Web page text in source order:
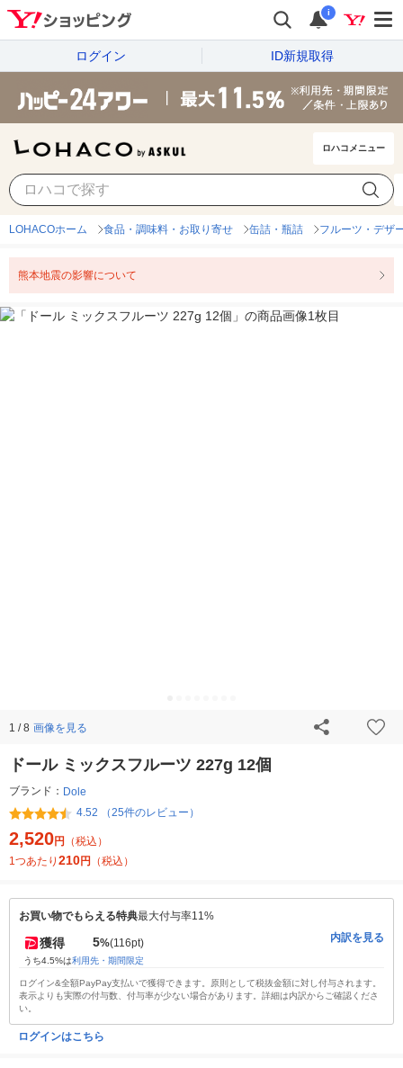
i
ログイン ID新規取得
ロハコメニュー
LOHACOホーム 食品・調味料・お取り寄せ 缶詰・瓶詰 フルーツ・デザ
熊本地震の影響について
1 / 8 画像を見る
ドール ミックスフルーツ 227g 12個
ブランド： Dole
4.52 （25件のレビュー）
2,520円
（税込）
1つあたり 210円 （税込）
お買い物でもらえる特典最大付与率11%
獲得 5%(116pt)
うち4.5%は利用先・期間限定
内訳を見る
ログイン&全額PayPay支払いで獲得できます。原則として税抜金額に対し付与されます。
表示よりも実際の付与数、付与率が少ない場合があります。詳細は内訳からご確認くださ
い。
ログインはこちら